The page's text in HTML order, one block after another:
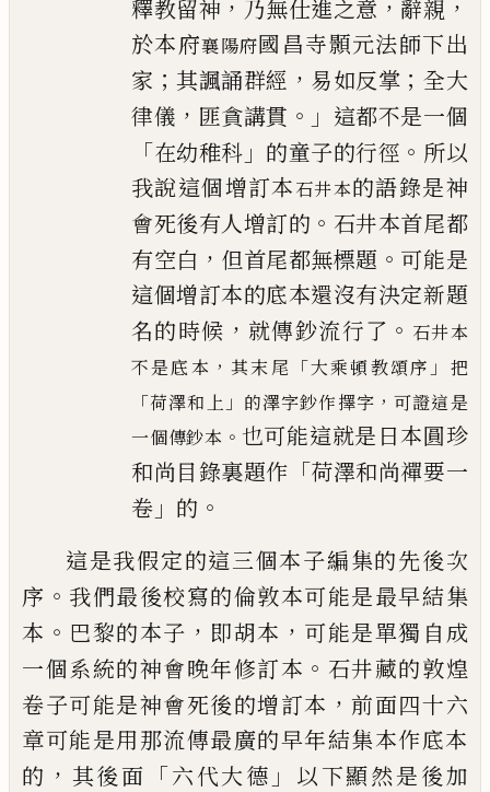
釋教留神 ， 乃無仕進之意 ， 辭親 ，
於本府襄陽府國昌寺顥元法師下出
家 ；其諷誦群經 ， 易如反掌 ； 全大
律儀 ， 匪貪講貫 。」 這都不是一個
「在幼稚科 」 的童子的行徑 。 所以
我說這個增訂本石井本的語錄是神
會死後有人增訂的 。 石井本首尾都
有空白 ， 但首尾都無標題 。 可能是
這個增訂本的底本還沒有決定新題
名的時候 ， 就傳鈔流行了 。 石井本
不是底本 ，其末尾 「大乘頓教頌序 」 把
「荷澤和上 」 的澤字鈔作擇字 ，可證這是
一個傳鈔本 。 也可能這就是日本圓珍
和尚目錄裏題作 「荷澤和尚禪要一
卷 」 的 。
這是我假定的這三個本子編集的先後次
序 。 我們最後校寫的倫敦本可能是最早結集
本 。 巴黎的本子 ， 即胡本 ， 可能是單獨自成
一個系統的神會晚年修訂本 。 石井藏的敦煌
卷子可能是神會死後的增訂本 ，前面四十六
章可能是用那流傳最廣的早年結集本作底本
的 ， 其後面 「六代大德 」 以下顯然是後加